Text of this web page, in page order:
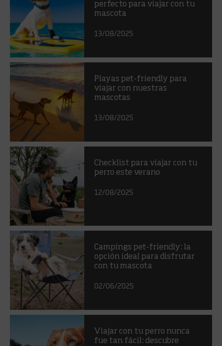
perfecto para viajar con tu
mascota
13/08/2025
Playas pet-friendly para
viajar con nuestras
mascotas
13/08/2025
Checklist para viajar con tu
perro este verano
12/08/2025
Campings pet-friendly: la
opción ideal para disfrutar
con tu mascota
02/06/2025
Viajar con tu perro nunca
fue tan fácil: descubre